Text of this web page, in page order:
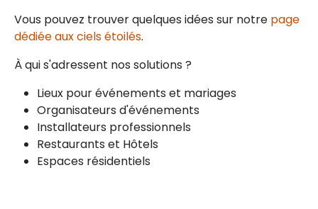
Vous pouvez trouver quelques idées sur notre page
dédiée aux ciels étoilés.
À qui s'adressent nos solutions ?
Lieux pour événements et mariages
Organisateurs d'événements
Installateurs professionnels
Restaurants et Hôtels
Espaces résidentiels